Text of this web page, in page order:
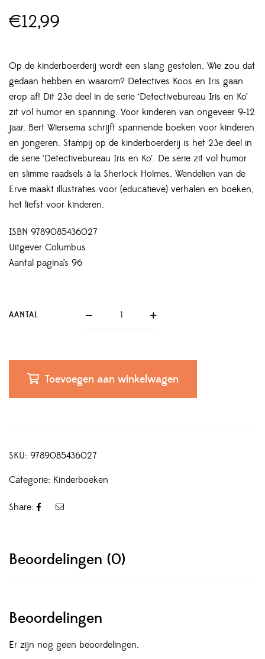
€12,99
Op de kinderboerderij wordt een slang gestolen. Wie zou dat
gedaan hebben en waarom? Detectives Koos en Iris gaan
erop af! Dit 23e deel in de serie ‘Detectivebureau Iris en Ko’
zit vol humor en spanning. Voor kinderen van ongeveer 9-12
jaar. Bert Wiersema schrijft spannende boeken voor kinderen
en jongeren. Stampij op de kinderboerderij is het 23e deel in
de serie ‘Detectivebureau Iris en Ko’. De serie zit vol humor
en slimme raadsels à la Sherlock Holmes. Wendelien van de
Erve maakt illustraties voor (educatieve) verhalen en boeken,
het liefst voor kinderen.
ISBN 9789085436027
Uitgever Columbus
Aantal pagina’s 96
AANTAL
Toevoegen aan winkelwagen
SKU: 9789085436027
Categorie: Kinderboeken
Share:
Beoordelingen (0)
Beoordelingen
Er zijn nog geen beoordelingen.